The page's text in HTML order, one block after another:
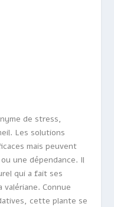
de stress,
Les solutions
mais peuvent
une dépendance. Il
qui a fait ses
Connue
cette plante se